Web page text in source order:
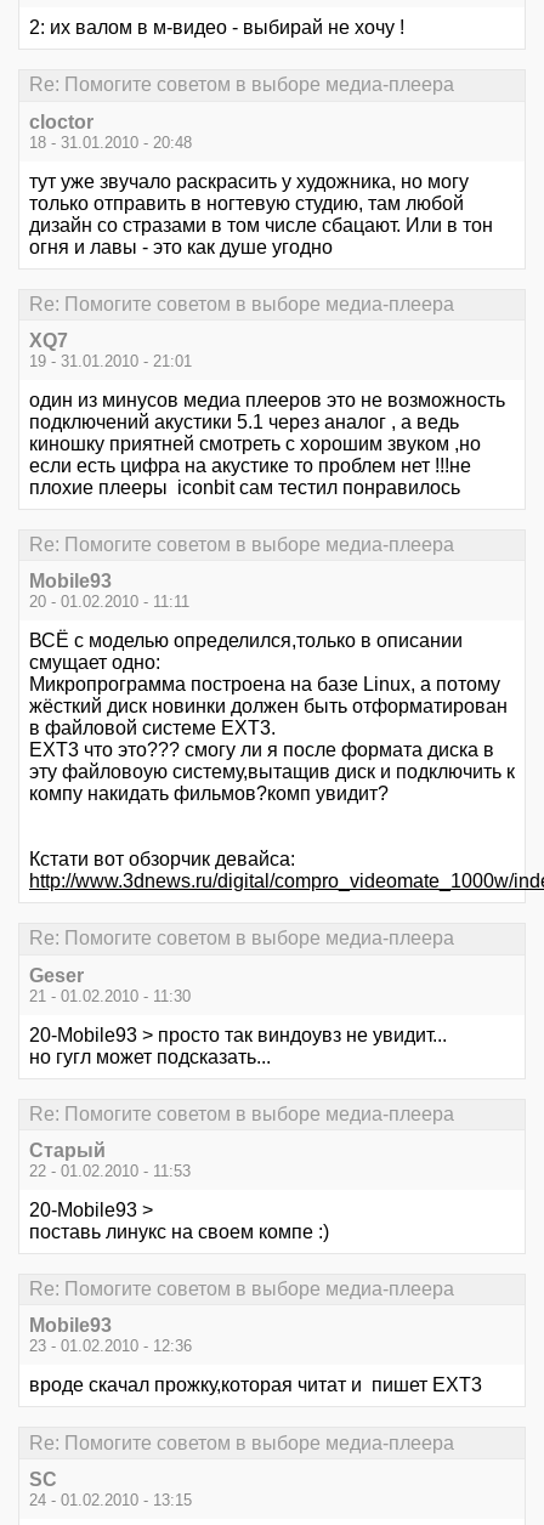
2: их валом в м-видео - выбирай не хочу !
Re: Помогите советом в выборе медиа-плеера
cloctor
18 - 31.01.2010 - 20:48
тут уже звучало раскрасить у художника, но могу
только отправить в ногтевую студию, там любой
дизайн со стразами в том числе сбацают. Или в тон
огня и лавы - это как душе угодно
Re: Помогите советом в выборе медиа-плеера
XQ7
19 - 31.01.2010 - 21:01
один из минусов медиа плееров это не возможность
подключений акустики 5.1 через аналог , а ведь
киношку приятней смотреть с хорошим звуком ,но
если есть цифра на акустике то проблем нет !!!не
плохие плееры iconbit сам тестил понравилось
Re: Помогите советом в выборе медиа-плеера
Mobile93
20 - 01.02.2010 - 11:11
ВСЁ с моделью определился,только в описании
смущает одно:
Микропрограмма построена на базе Linux, а потому
жёсткий диск новинки должен быть отформатирован
в файловой системе EXT3.
EXT3 что это??? смогу ли я после формата диска в
эту файловоую систему,вытащив диск и подключить к
компу накидать фильмов?комп увидит?
Кстати вот обзорчик девайса:
http://www.3dnews.ru/digital/compro_videomate_1000w/
Re: Помогите советом в выборе медиа-плеера
Geser
21 - 01.02.2010 - 11:30
20-Mobile93 > просто так виндоувз не увидит...
но гугл может подсказать...
Re: Помогите советом в выборе медиа-плеера
Старый
22 - 01.02.2010 - 11:53
20-Mobile93 >
поставь линукс на своем компе :)
Re: Помогите советом в выборе медиа-плеера
Mobile93
23 - 01.02.2010 - 12:36
вроде скачал прожку,которая читат и пишет ЕХТ3
Re: Помогите советом в выборе медиа-плеера
SC
24 - 01.02.2010 - 13:15